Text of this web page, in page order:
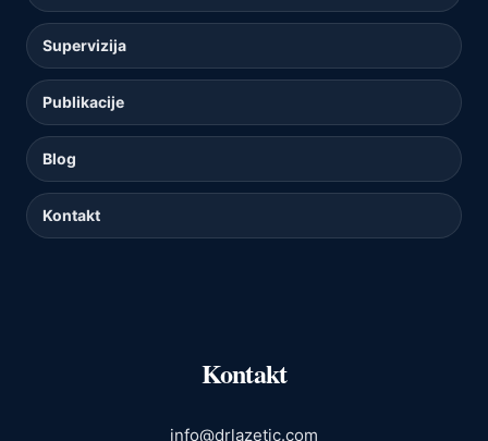
Supervizija
Publikacije
Blog
Kontakt
Kontakt
info@drlazetic.com